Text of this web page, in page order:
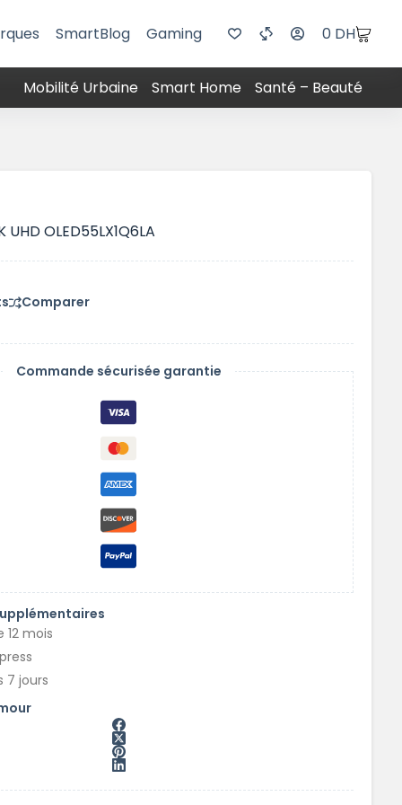
SmartBlog Gaming 0 DH
Mobilité Urbaine Smart Home Santé – Beauté
UHD OLED55LX1Q6LA
Comparer
Commande sécurisée garantie
12 mois
7 jours